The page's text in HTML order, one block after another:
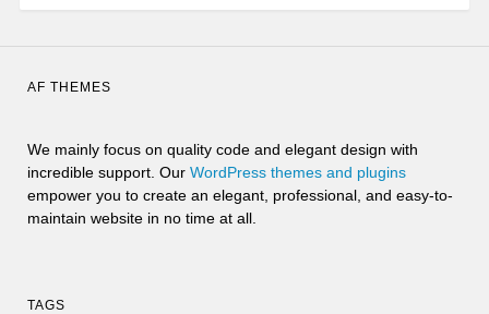
AF THEMES
We mainly focus on quality code and elegant design with
incredible support. Our WordPress themes and plugins
empower you to create an elegant, professional, and easy-to-
maintain website in no time at all.
TAGS